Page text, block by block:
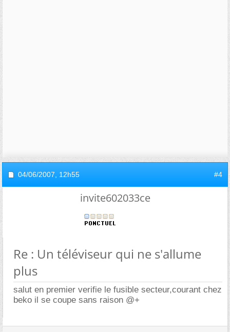
04/06/2007, 12h55 #4
invite602033ce
Re : Un téléviseur qui ne s'allume
plus
salut en premier verifie le fusible secteur,courant chez
beko il se coupe sans raison @+